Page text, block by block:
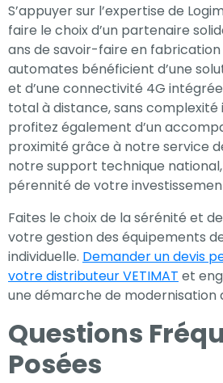
S’appuyer sur l’expertise de
faire le choix d’un partenaire
ans de savoir-faire en fabrication
automates bénéficient d’une
et d’une connectivité 4G
total à distance, sans complexité
profitez également d’un
proximité grâce à notre service
notre support technique
pérennité de votre
Faites le choix de la sérénité et
votre gestion des équipements
individuelle. Demander un devis
votre distributeur VETIMAT et
une démarche de
Questions
Posées